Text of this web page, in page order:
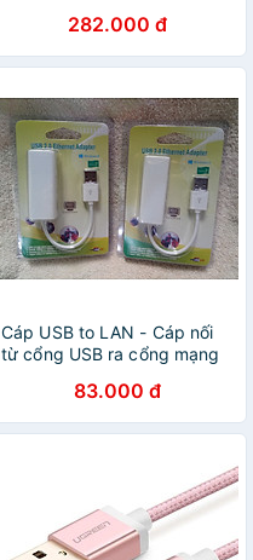
- HÀNG CHÍNH HÃNG
282.000 đ
Cáp USB to LAN - Cáp nối
từ cổng USB ra cổng mạng
dây, màu trắng - Hàng chính
hãng
83.000 đ